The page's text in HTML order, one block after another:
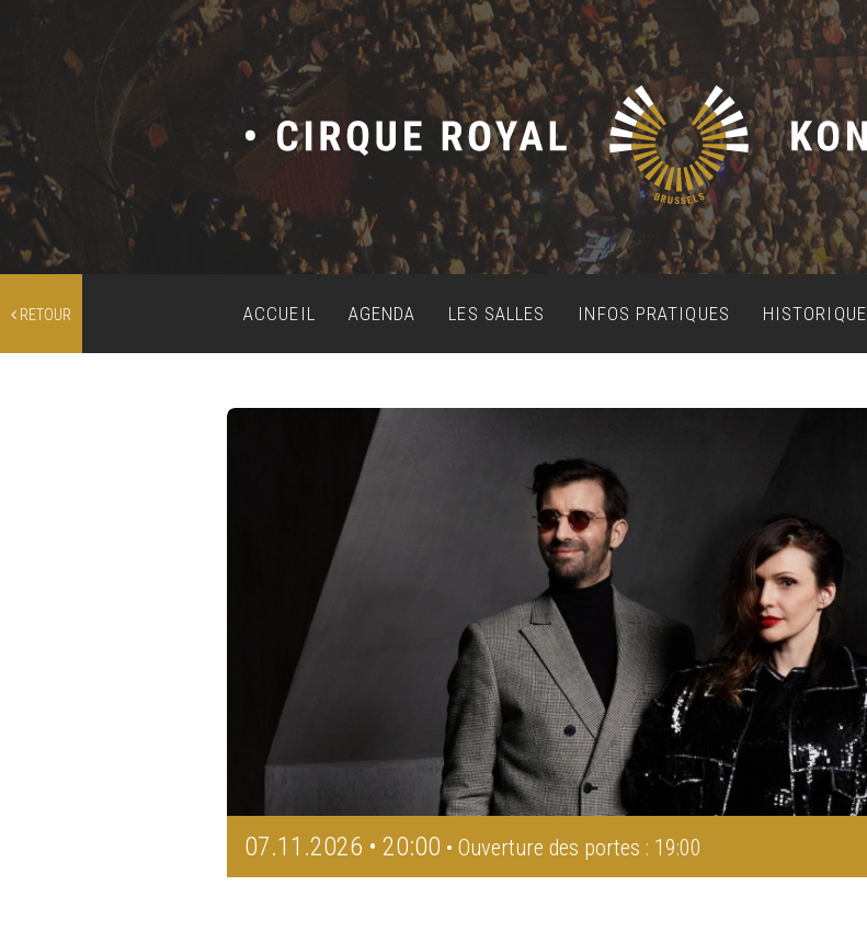
RETOUR ACCUEIL AGENDA LES SALLES INFOS PRATIQUES HISTORIQUE
07.11.2026 • 20:00 • Ouverture des portes : 19:00